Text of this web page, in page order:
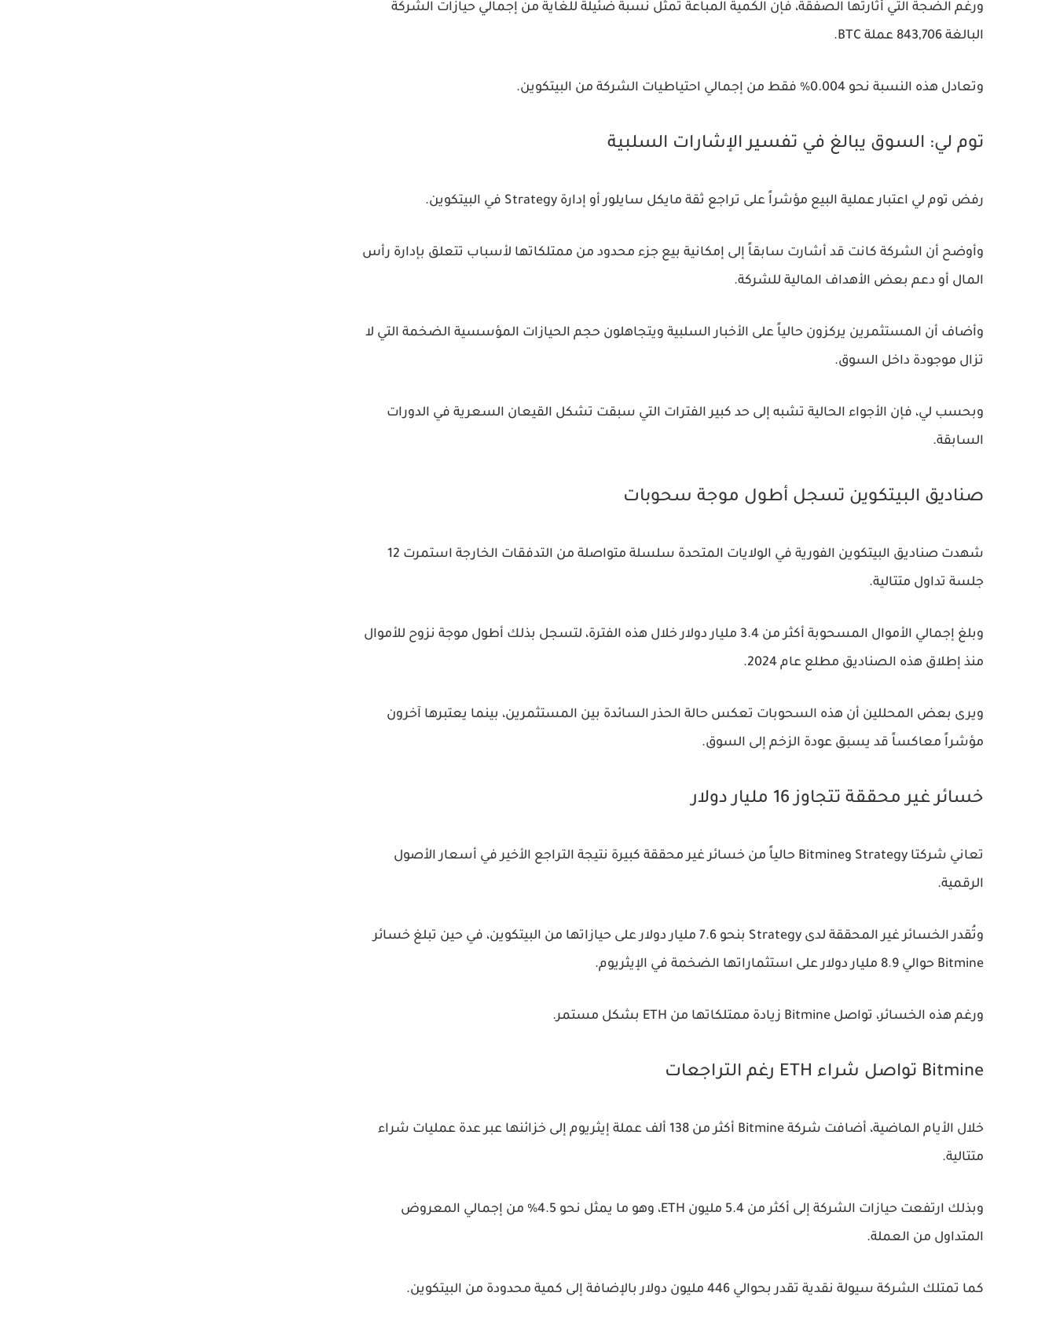
ورغم الضجة التي أثارتها الصفقة، فإن الكمية المباعة تمثل نسبة ضئيلة للغاية من إجمالي حيازات الشركة
البالغة 843,706 عملة BTC.
وتعادل هذه النسبة نحو 0.004% فقط من إجمالي احتياطيات الشركة من البيتكوين.
توم لي: السوق يبالغ في تفسير الإشارات السلبية
رفض توم لي اعتبار عملية البيع مؤشراً على تراجع ثقة مايكل سايلور أو إدارة Strategy في البيتكوين.
وأوضح أن الشركة كانت قد أشارت سابقاً إلى إمكانية بيع جزء محدود من ممتلكاتها لأسباب تتعلق بإدارة رأس
المال أو دعم بعض الأهداف المالية للشركة.
وأضاف أن المستثمرين يركزون حالياً على الأخبار السلبية ويتجاهلون حجم الحيازات المؤسسية الضخمة التي لا
تزال موجودة داخل السوق.
وبحسب لي، فإن الأجواء الحالية تشبه إلى حد كبير الفترات التي سبقت تشكل القيعان السعرية في الدورات
السابقة.
صناديق البيتكوين تسجل أطول موجة سحوبات
شهدت صناديق البيتكوين الفورية في الولايات المتحدة سلسلة متواصلة من التدفقات الخارجة استمرت 12
جلسة تداول متتالية.
وبلغ إجمالي الأموال المسحوبة أكثر من 3.4 مليار دولار خلال هذه الفترة، لتسجل بذلك أطول موجة نزوح للأموال
منذ إطلاق هذه الصناديق مطلع عام 2024.
ويرى بعض المحللين أن هذه السحوبات تعكس حالة الحذر السائدة بين المستثمرين، بينما يعتبرها آخرون
مؤشراً معاكساً قد يسبق عودة الزخم إلى السوق.
خسائر غير محققة تتجاوز 16 مليار دولار
تعاني شركتا Strategy وBitmine حالياً من خسائر غير محققة كبيرة نتيجة التراجع الأخير في أسعار الأصول
الرقمية.
وتُقدر الخسائر غير المحققة لدى Strategy بنحو 7.6 مليار دولار على حيازاتها من البيتكوين، في حين تبلغ خسائر
Bitmine حوالي 8.9 مليار دولار على استثماراتها الضخمة في الإيثريوم.
ورغم هذه الخسائر، تواصل Bitmine زيادة ممتلكاتها من ETH بشكل مستمر.
Bitmine تواصل شراء ETH رغم التراجعات
خلال الأيام الماضية، أضافت شركة Bitmine أكثر من 138 ألف عملة إيثريوم إلى خزائنها عبر عدة عمليات شراء
متتالية.
وبذلك ارتفعت حيازات الشركة إلى أكثر من 5.4 مليون ETH، وهو ما يمثل نحو 4.5% من إجمالي المعروض
المتداول من العملة.
كما تمتلك الشركة سيولة نقدية تقدر بحوالي 446 مليون دولار بالإضافة إلى كمية محدودة من البيتكوين.